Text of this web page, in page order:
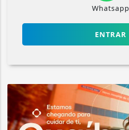
Whatsapp
ENTRAR